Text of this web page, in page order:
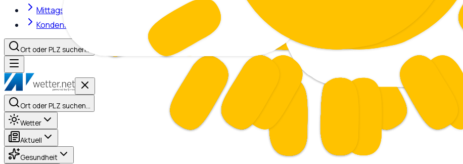
Mittagshitze
Kondensstreifen
Ort oder PLZ suchen…
Ort oder PLZ suchen…
Wetter
Aktuell
Gesundheit